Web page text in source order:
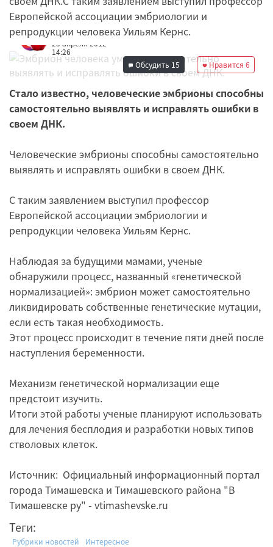
Европейской ассоциации эмбриологии и
репродукции человека Уильям Кернс.
Редакция
25 апреля 2012
14:26
Нравится 6
Обсудить 15
Стало известно, человеческие эмбрионы способны
самостоятельно выявлять и исправлять ошибки в
своем ДНК.
Человеческие эмбрионы способны самостоятельно
выявлять и исправлять ошибки в своем ДНК.
С таким заявлением выступил профессор
Европейской ассоциации эмбриологии и
репродукции человека Уильям Кернс.
Наблюдая за будущими мамами, ученые
обнаружили процесс, названный «генетической
нормализацией»: эмбрион может самостоятельно
ликвидировать собственные генетические мутации,
если есть такая необходимость.
Этот процесс происходит в течение пяти дней после
наступления беременности.
Механизм генетической нормализации еще
предстоит изучить.
Итоги этой работы ученые планируют использовать
для лечения бесплодия и разработки новых типов
стволовых клеток.
Источник: Официальный информационный портал
города Тимашевска и Тимашевского района "В
Тимашевске ру" - vtimashevske.ru
Теги:
Рубрики новостей Интересное